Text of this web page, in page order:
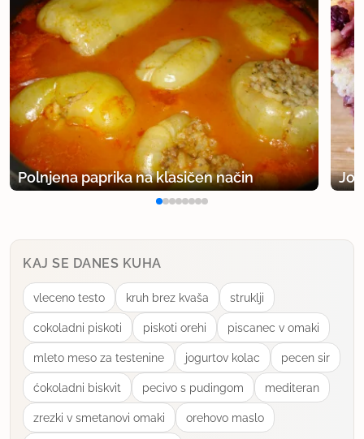
Polnjena paprika na klasičen način
KAJ SE DANES KUHA
vleceno testo kruh brez kvaša struklji
cokoladni piskoti piskoti orehi piscanec v omaki
mleto meso za testenine jogurtov kolac pecen sir
ćokoladni biskvit pecivo s pudingom mediteran
zrezki v smetanovi omaki orehovo maslo